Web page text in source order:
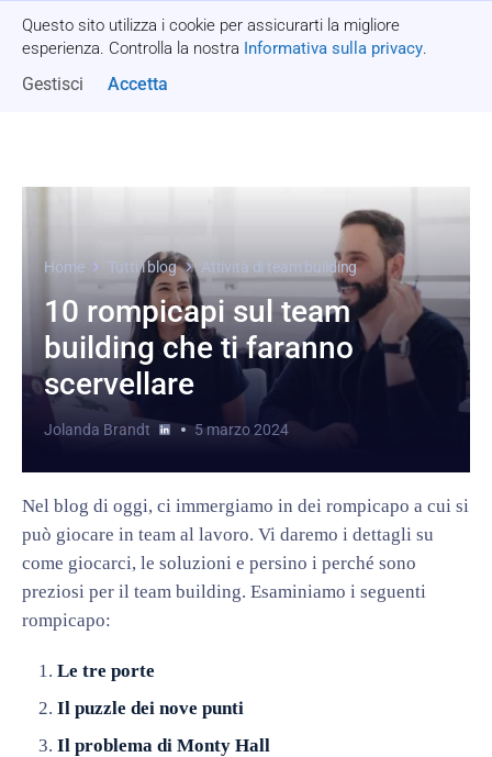
Questo sito utilizza i cookie per assicurarti la migliore
esperienza. Controlla la nostra Informativa sulla privacy.
Gestisci Accetta
Richiedi un preventivo
Home Tutti i blog Attività di team building
10 rompicapi sul team
building che ti faranno
scervellare
Jolanda Brandt 5 marzo 2024
Nel blog di oggi, ci immergiamo in dei rompicapo a cui si
può giocare in team al lavoro. Vi daremo i dettagli su
come giocarci, le soluzioni e persino i perché sono
preziosi per il team building. Esaminiamo i seguenti
rompicapo:
Le tre porte
Il puzzle dei nove punti
Il problema di Monty Hall